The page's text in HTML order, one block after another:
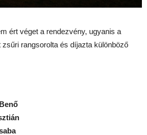
ért véget a rendezvény, ugyanis a
rangsorolta és díjazta különböző